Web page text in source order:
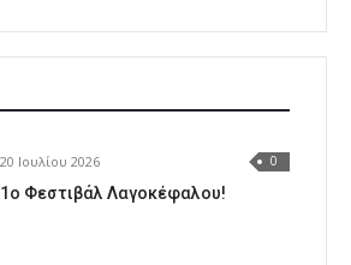
20 Ιουλίου 2026 0
1o Φεστιβάλ Λαγοκέφαλου!